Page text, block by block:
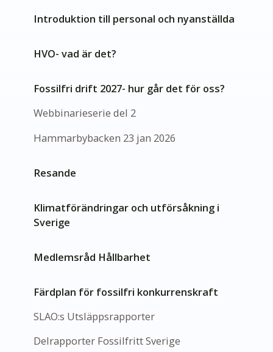
Introduktion till personal och nyanställda
HVO- vad är det?
Fossilfri drift 2027- hur går det för oss?
Webbinarieserie del 2
Hammarbybacken 23 jan 2026
Resande
Klimatförändringar och utförsåkning i
Sverige
Medlemsråd Hållbarhet
Färdplan för fossilfri konkurrenskraft
SLAO:s Utsläppsrapporter
Delrapporter Fossilfritt Sverige